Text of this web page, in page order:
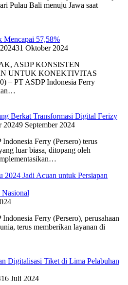
Pulau Bali menuju Jawa saat
Mencapai 57,58%
31 Oktober 2024
ASDP KONSISTEN
UNTUK KONEKTIVITAS
– PT ASDP Indonesia Ferry
Berkat Transformasi Digital Ferizy
20249 September 2024
Ferry (Persero) terus
luar biasa, ditopang oleh
Nasional
Ferry (Persero), perusahaan
terus memberikan layanan di
Digitalisasi Tiket di Lima Pelabuhan
16 Juli 2024